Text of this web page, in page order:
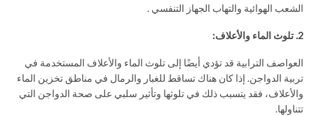
الشعب الهوائية والتهاب الجهاز التنفسي .
2. تلوث الماء والأعلاف:
العواصف الترابية قد تؤدي أيضًا إلى تلوث الماء والأعلاف المستخدمة في
تربية الدواجن. إذا كان هناك تساقط للغبار والرمال في مناطق تخزين الماء
والأعلاف، فقد يتسبب ذلك في تلوثها وتأثير سلبي على صحة الدواجن التي
تتناولها.